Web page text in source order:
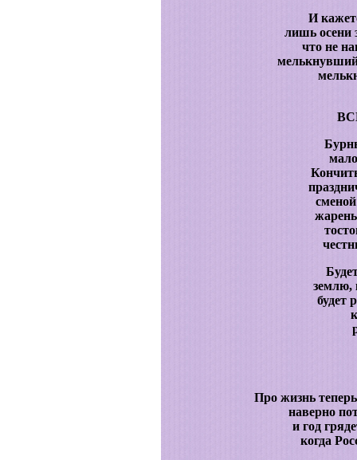
И
лишь осени
что не
мелькнувший
землю,
будет
Про жизнь
наверно
и год
когда